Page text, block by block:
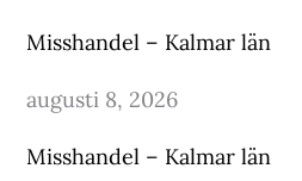
Misshandel – Kalmar län
augusti 8, 2026
Misshandel – Kalmar län